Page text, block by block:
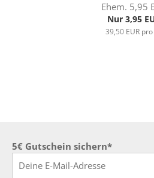
Ehem. 5,95
Nur 3,95
39,50 EUR
5€ Gutschein sichern*